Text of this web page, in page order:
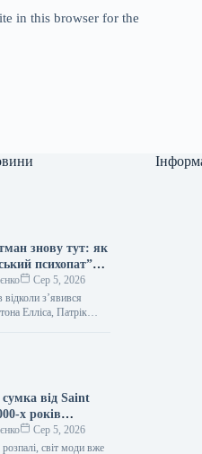
in this browser for the
знову тут: як
психопат”
на стиль
Сер 5, 2026
з’явився
Елліса, Патрік
фігур у попкультурі.
від Saint
х років
— і претендує на
аксесуара
Сер 5, 2026
світ моди вже